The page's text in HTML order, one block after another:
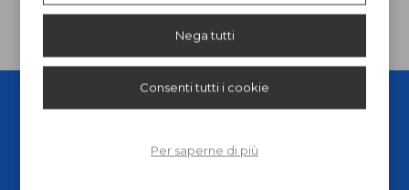
Nega tutti
Consenti tutti i cookie
Per saperne di più